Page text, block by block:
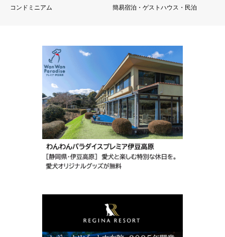
コンドミニアム
簡易宿泊・ゲストハウス・民泊